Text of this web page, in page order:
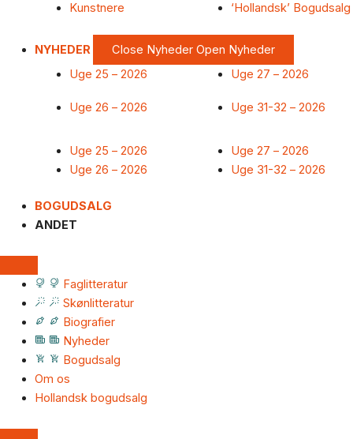
Kunstnere
‘Hollandsk’ Bogudsalg
NYHEDER Close Nyheder Open Nyheder
Uge 25 – 2026
Uge 26 – 2026
Uge 27 – 2026
Uge 31-32 – 2026
Uge 25 – 2026
Uge 26 – 2026
Uge 27 – 2026
Uge 31-32 – 2026
BOGUDSALG
ANDET
Faglitteratur
Skønlitteratur
Biografier
Nyheder
Bogudsalg
Om os
Hollandsk bogudsalg